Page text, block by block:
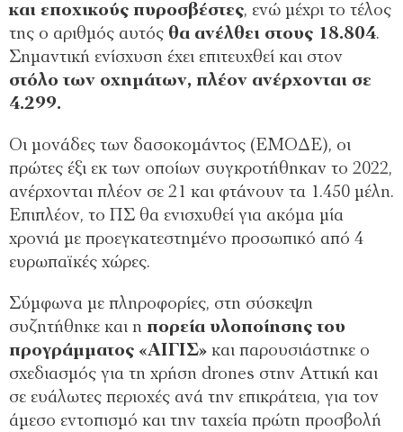
και εποχικούς πυροσβέστες, ενώ μέχρι το τέλος
της ο αριθμός αυτός θα ανέλθει στους 18.804.
Σημαντική ενίσχυση έχει επιτευχθεί και στον
στόλο των οχημάτων, πλέον ανέρχονται σε
4.299.
Οι μονάδες των δασοκομάντος (ΕΜΟΔΕ), οι
πρώτες έξι εκ των οποίων συγκροτήθηκαν το 2022,
ανέρχονται πλέον σε 21 και φτάνουν τα 1.450 μέλη.
Επιπλέον, το ΠΣ θα ενισχυθεί για ακόμα μία
χρονιά με προεγκατεστημένο προσωπικό από 4
ευρωπαϊκές χώρες.
Σύμφωνα με πληροφορίες, στη σύσκεψη
συζητήθηκε και η πορεία υλοποίησης του
προγράμματος «ΑΙΓΙΣ» και παρουσιάστηκε ο
σχεδιασμός για τη χρήση drones στην Αττική και
σε ευάλωτες περιοχές ανά την επικράτεια, για τον
άμεσο εντοπισμό και την ταχεία πρώτη προσβολή